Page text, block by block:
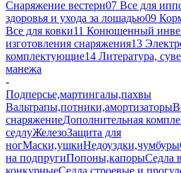
Снаряжение вестерн07 Все для
здоровья и ухода за лошадью09
Все для ковки11 Конюшенный
изготовления снаряжения13
комплектующие14 Литература,
манежа
-
Подперсье,мартингалы,пахвы
Вальтрапы,потники,амортизаторы
снаряжениеДополнительная
седлуЖелезоЗащита для
ногМаски,ушкиНедоуздки,чумбуры
на подпругиПопоны,капорыСедла
конкурныеСедла строевые и